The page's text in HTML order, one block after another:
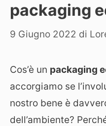
packaging
9 Giugno 2022 di
Cos’è un packaging
accorgiamo se
nostro bene è
dell’ambiente?